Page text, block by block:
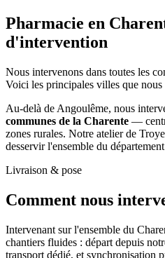
Pharmacie en
d'intervention
Nous intervenons dans toutes les
Voici les principales villes que nous
Au-delà de Angoulême, nous
communes de la Charente —
zones rurales. Notre atelier de
desservir l'ensemble du
Livraison & pose
Comment nous
Intervenant sur l'ensemble du
chantiers fluides : départ depuis
transport dédié, et synchronisation